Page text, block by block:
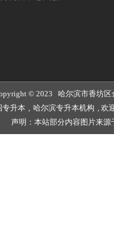
© 2023 哈尔滨市香坊
专升本 , 哈尔滨专升本机构 , 欢
声明：本站部分内容图片来源